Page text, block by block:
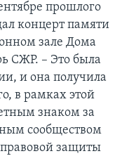
прошлого
концерт памяти
зале Дома
СЖР. – Это была
и она получила
в рамках этой
знаком за
сообществом
защиты